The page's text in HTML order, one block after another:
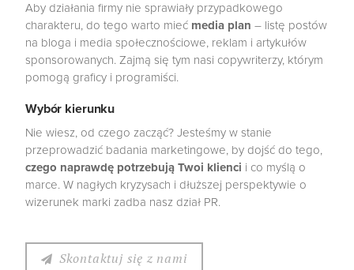
Aby działania firmy nie sprawiały przypadkowego
charakteru, do tego warto mieć media plan – listę postów
na bloga i media społecznościowe, reklam i artykułów
sponsorowanych. Zajmą się tym nasi copywriterzy, którym
pomogą graficy i programiści.
Wybór kierunku
Nie wiesz, od czego zacząć? Jesteśmy w stanie
przeprowadzić badania marketingowe, by dojść do tego,
czego naprawdę potrzebują Twoi klienci i co myślą o
marce. W nagłych kryzysach i dłuższej perspektywie o
wizerunek marki zadba nasz dział PR.
Skontaktuj się z nami